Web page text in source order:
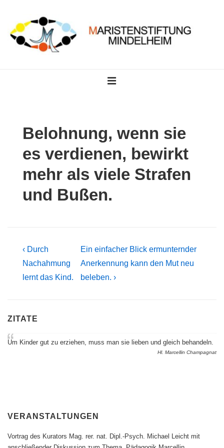
Inhalt
Belohnung, wenn sie
es verdienen, bewirkt
mehr als viele Strafen
und Bußen.
Beitragsnavigation
Previous
Post
is
‹ Durch
Nachahmung
lernt das Kind.
Next
Post
is
Ein einfacher Blick ermunternder
Anerkennung kann den Mut neu
beleben. ›
ZITATE
Um Kinder gut zu erziehen, muss man sie lieben und gleich behandeln.
Hl. Marcellin Champagnat
VERANSTALTUNGEN
Vortrag des Kurators Mag. rer. nat. Dipl.-Psych. Michael Leicht mit